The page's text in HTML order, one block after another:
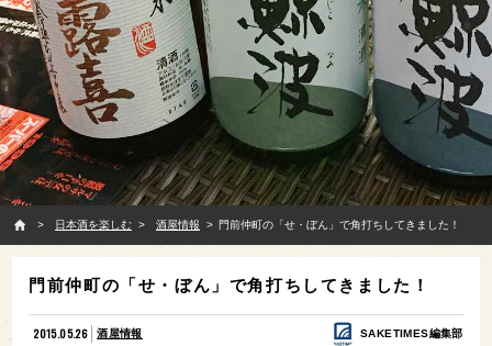
日本酒を楽しむ
酒屋情報 門前仲町の「せ・ぼん」で角打ちしてきました！
門前仲町の「せ・ぼん」で角打ちしてきました！
2015.05.26 酒屋情報 SAKETIMES編集部